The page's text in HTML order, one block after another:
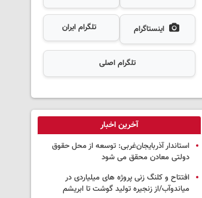
اینستاگرام تلگرام ایران
تلگرام اصلی
آخرین اخبار
استاندار آذربایجان‌غربی: توسعه از محل حقوق
دولتی معادن محقق می شود
افتتاح و کلنگ زنی پروژه های میلیاردی در
میاندوآب/از زنجیره تولید گوشت تا ابریشم